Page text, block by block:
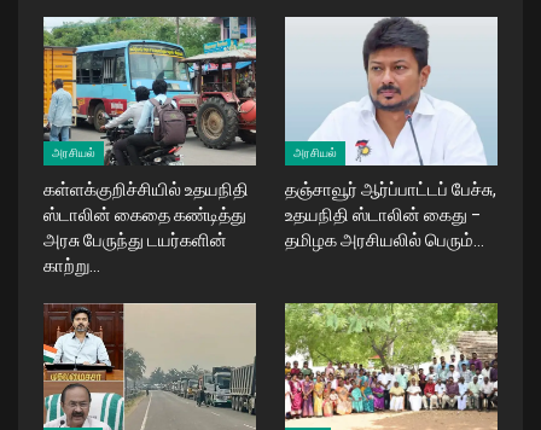
அரசியல்
கள்ளக்குறிச்சியில் உதயநிதி
ஸ்டாலின் கைதை கண்டித்து
அரசு பேருந்து டயர்களின்
காற்று…
அரசியல்
தஞ்சாவூர் ஆர்ப்பாட்டப் பேச்சு,
உதயநிதி ஸ்டாலின் கைது –
தமிழக அரசியலில் பெரும்…